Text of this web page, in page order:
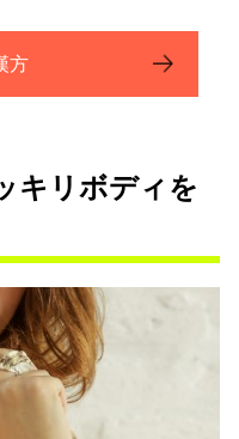
方
キリボディを